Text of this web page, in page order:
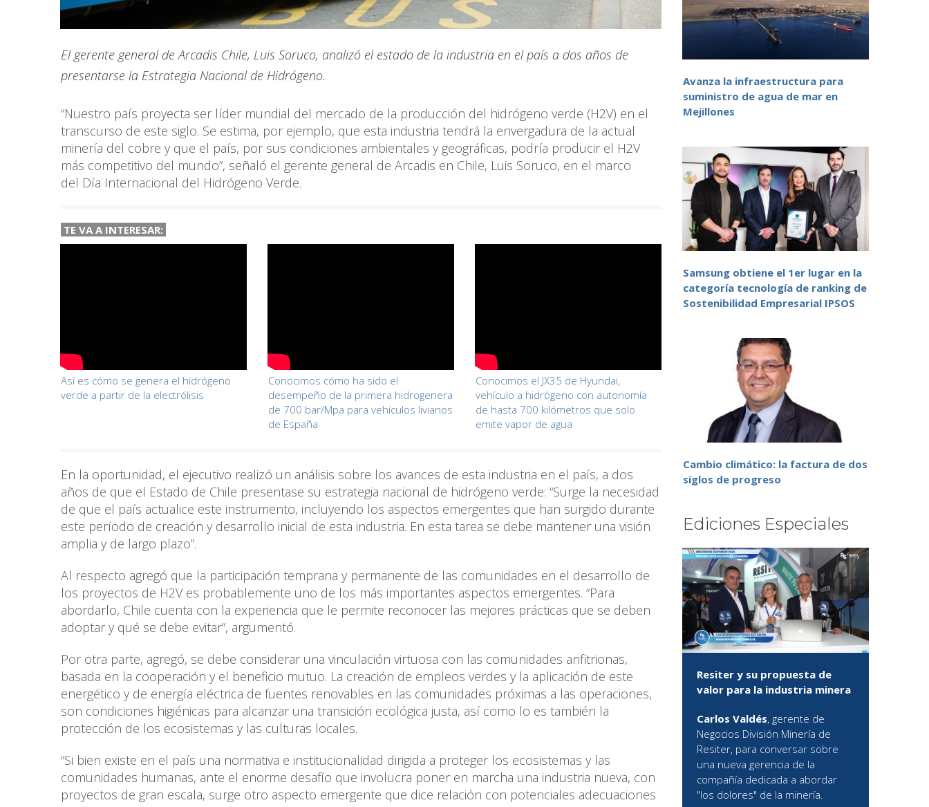
El gerente general de Arcadis Chile, Luis Soruco, analizó el estado de la industria en el país a dos años de
presentarse la Estrategia Nacional de Hidrógeno.
“Nuestro país proyecta ser líder mundial del mercado de la producción del hidrógeno verde (H2V) en el
transcurso de este siglo. Se estima, por ejemplo, que esta industria tendrá la envergadura de la actual
minería del cobre y que el país, por sus condiciones ambientales y geográficas, podría producir el H2V
más competitivo del mundo”, señaló el gerente general de Arcadis en Chile, Luis Soruco, en el marco
del Día Internacional del Hidrógeno Verde.
TE VA A INTERESAR:
Así es cómo se genera el hidrógeno
verde a partir de la electrólisis
Conocimos cómo ha sido el
desempeño de la primera hidrogenera
de 700 bar/Mpa para vehículos livianos
de España
Conocimos el JX35 de Hyundai,
vehículo a hidrógeno con autonomía
de hasta 700 kilómetros que solo
emite vapor de agua
En la oportunidad, el ejecutivo realizó un análisis sobre los avances de esta industria en el país, a dos
años de que el Estado de Chile presentase su estrategia nacional de hidrógeno verde: “Surge la necesidad
de que el país actualice este instrumento, incluyendo los aspectos emergentes que han surgido durante
este período de creación y desarrollo inicial de esta industria. En esta tarea se debe mantener una visión
amplia y de largo plazo”.
Al respecto agregó que la participación temprana y permanente de las comunidades en el desarrollo de
los proyectos de H2V es probablemente uno de los más importantes aspectos emergentes. “Para
abordarlo, Chile cuenta con la experiencia que le permite reconocer las mejores prácticas que se deben
adoptar y qué se debe evitar”, argumentó.
Por otra parte, agregó, se debe considerar una vinculación virtuosa con las comunidades anfitrionas,
basada en la cooperación y el beneficio mutuo. La creación de empleos verdes y la aplicación de este
energético y de energía eléctrica de fuentes renovables en las comunidades próximas a las operaciones,
son condiciones higiénicas para alcanzar una transición ecológica justa, así como lo es también la
protección de los ecosistemas y las culturas locales.
“Si bien existe en el país una normativa e institucionalidad dirigida a proteger los ecosistemas y las
comunidades humanas, ante el enorme desafío que involucra poner en marcha una industria nueva, con
proyectos de gran escala, surge otro aspecto emergente que dice relación con potenciales adecuaciones
Avanza la infraestructura para
suministro de agua de mar en
Mejillones
Samsung obtiene el 1er lugar en la
categoría tecnología de ranking de
Sostenibilidad Empresarial IPSOS
Cambio climático: la factura de dos
siglos de progreso
Ediciones Especiales
Resiter y su propuesta de
valor para la industria minera
Carlos Valdés, gerente de
Negocios División Minería de
Resiter, para conversar sobre
una nueva gerencia de la
compañía dedicada a abordar
"los dolores" de la minería.